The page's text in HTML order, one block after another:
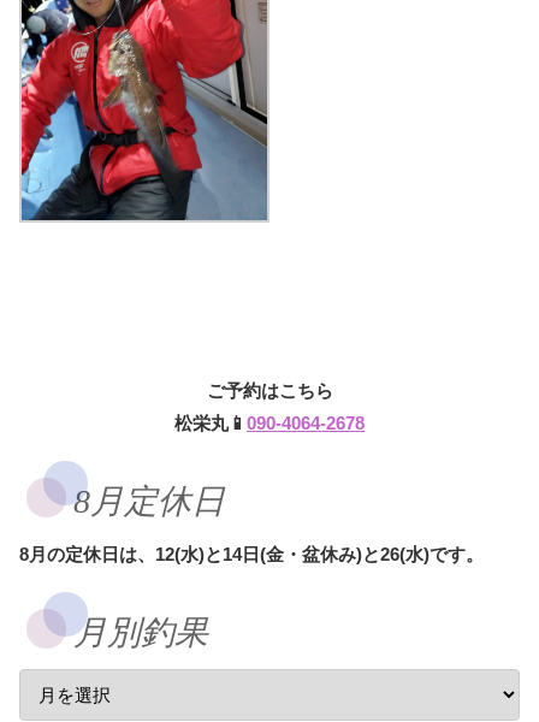
ご予約はこちら
松栄丸📱 090-4064-2678
8月定休日
8月の定休日は、12(水)と14日(金・盆休み)と26(水)です。
月別釣果